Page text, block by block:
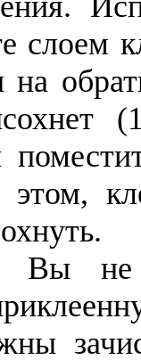
слоем
Вы не